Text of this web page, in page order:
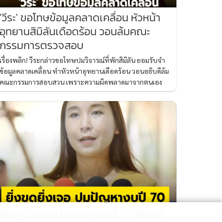
'วีระ' ขอโทษข้อมูลคลาดเคลื่อน หัวหน้า
อุทยานสิมิลันเดือดร้อน วอนล้มคณะ
กรรมการตรวจสอบ
เรื่องพลิก! วีระกล่าวขอโทษปมวิจารณ์ที่พักสิมิลัน ยอมรับจำ
ข้อมูลคลาดเคลื่อน ทำหัวหน้าอุทยานเดือดร้อน วอนอธิบดีล้ม
คณะกรรมการสอบสวน เพราะความผิดพลาดมาจากตนเอง